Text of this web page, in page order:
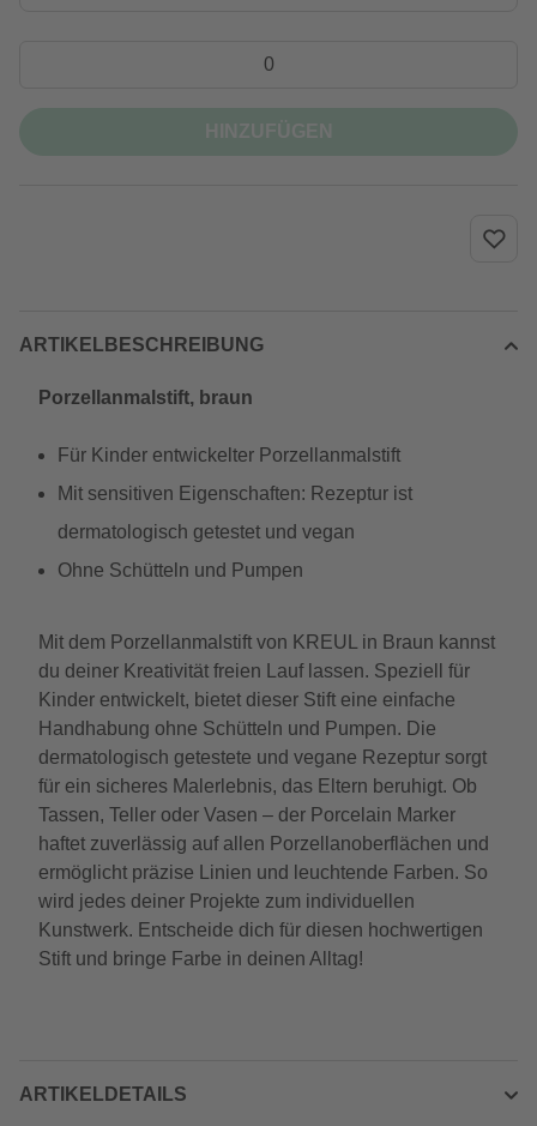
ARTIKELBESCHREIBUNG
Porzellanmalstift, braun
Für Kinder entwickelter Porzellanmalstift
Mit sensitiven Eigenschaften: Rezeptur ist
dermatologisch getestet und vegan
Ohne Schütteln und Pumpen
Mit dem Porzellanmalstift von KREUL in Braun kannst
du deiner Kreativität freien Lauf lassen. Speziell für
Kinder entwickelt, bietet dieser Stift eine einfache
Handhabung ohne Schütteln und Pumpen. Die
dermatologisch getestete und vegane Rezeptur sorgt
für ein sicheres Malerlebnis, das Eltern beruhigt. Ob
Tassen, Teller oder Vasen – der Porcelain Marker
haftet zuverlässig auf allen Porzellanoberflächen und
ermöglicht präzise Linien und leuchtende Farben. So
wird jedes deiner Projekte zum individuellen
Kunstwerk. Entscheide dich für diesen hochwertigen
Stift und bringe Farbe in deinen Alltag!
ARTIKELDETAILS